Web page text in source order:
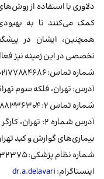
دلاوری با استفاده از
کمک می‌کنند تا به
همچنین، ایشان در
تخصصی در این زمینه نیز
شماره تماس: ۰۲۱۷۷۸۸۴۶۸۶
آدرس: تهران، فلکه سوم
شماره تماس ۲: ۰۲۱۸۸۳۳۶۳۰۴
آدرس شماره ۲:
بیماری‌های گوارش و کبد
شماره نظام پزشکی: ۳۲۳۷۵
اینستاگرام:dr.a.delavari